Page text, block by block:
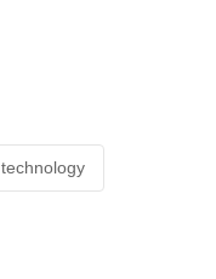
technology